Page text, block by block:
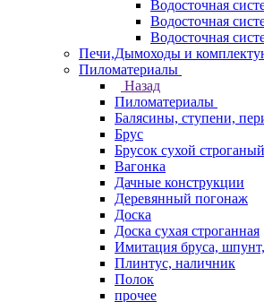
Водосточная
Водосточная
Водосточная
Печи,Дымоходы и
Пиломатериалы
Назад
Пиломатериалы
Балясины, ступени,
Брус
Брусок сухой строганый
Вагонка
Дачные конструкции
Деревянный погонаж
Доска
Доска сухая строганная
Имитация бруса,
Плинтус, наличник
Полок
прочее